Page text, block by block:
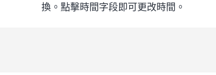
換。點擊時間字段即可更改時間。